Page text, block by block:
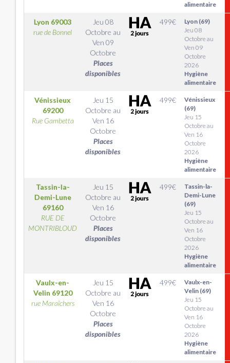
alimentaire
Lyon 69003
rue de Bonnel
Jeu 08
Octobre au
Ven 09
Octobre
Places
disponibles
499€
Lyon (69)
Jeu 08
Octobre au
Ven 09
Octobre
2026
Hygiène
alimentaire
Vénissieux
69200
Rue Gambetta
Jeu 15
Octobre au
Ven 16
Octobre
Places
disponibles
499€
Vénissieux
(69)
Jeu 15
Octobre au
Ven 16
Octobre
2026
Hygiène
alimentaire
Tassin-la-
Demi-Lune
69160
RUE DE
MONTRIBLOUD
Jeu 15
Octobre au
Ven 16
Octobre
Places
disponibles
499€
Tassin-la-
Demi-Lune
(69)
Jeu 15
Octobre au
Ven 16
Octobre
2026
Hygiène
alimentaire
Vaulx-en-
Velin 69120
rue Maraîchers
Jeu 15
Octobre au
Ven 16
Octobre
Places
disponibles
499€
Vaulx-en-
Velin (69)
Jeu 15
Octobre au
Ven 16
Octobre
2026
Hygiène
alimentaire